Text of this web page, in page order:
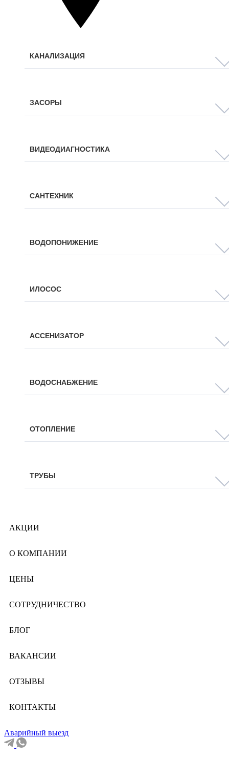
КАНАЛИЗАЦИЯ
ЗАСОРЫ
ВИДЕОДИАГНОСТИКА
САНТЕХНИК
ВОДОПОНИЖЕНИЕ
ИЛОСОС
АССЕНИЗАТОР
ВОДОСНАБЖЕНИЕ
ОТОПЛЕНИЕ
ТРУБЫ
АКЦИИ
О КОМПАНИИ
ЦЕНЫ
СОТРУДНИЧЕСТВО
БЛОГ
ВАКАНСИИ
ОТЗЫВЫ
КОНТАКТЫ
Аварийный выезд